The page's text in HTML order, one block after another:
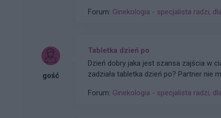
poradę na co zwrócić uwagę i czy jest
Forum: Ginekologia - specjalista radzi,
gość
Tabletka dzień po
Dzień dobry jaka jest szansa zajścia w
zadziała tabletka dzień po? Partner nie
Forum: Ginekologia - specjalista radzi,